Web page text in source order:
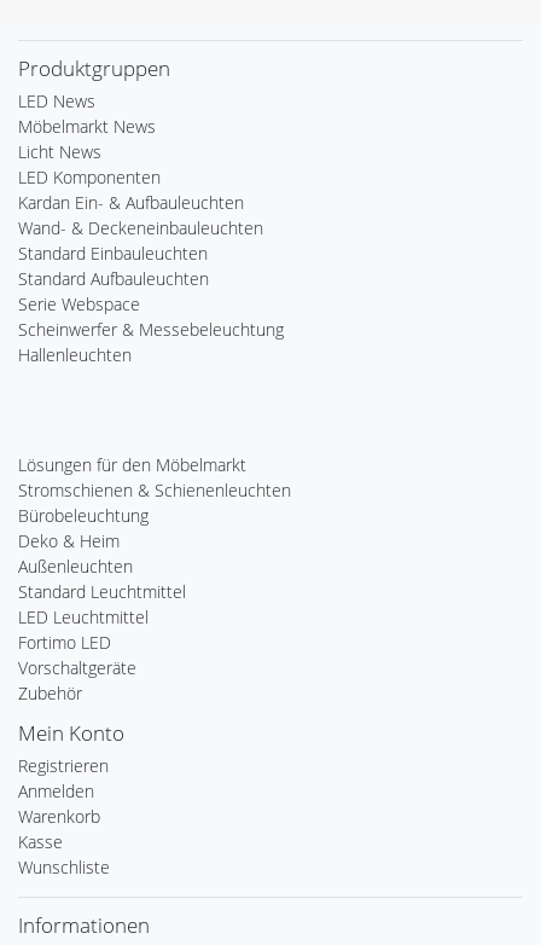
Produktgruppen
LED News
Möbelmarkt News
Licht News
LED Komponenten
Kardan Ein- & Aufbauleuchten
Wand- & Deckeneinbauleuchten
Standard Einbauleuchten
Standard Aufbauleuchten
Serie Webspace
Scheinwerfer & Messebeleuchtung
Hallenleuchten
Lösungen für den Möbelmarkt
Stromschienen & Schienenleuchten
Bürobeleuchtung
Deko & Heim
Außenleuchten
Standard Leuchtmittel
LED Leuchtmittel
Fortimo LED
Vorschaltgeräte
Zubehör
Mein Konto
Registrieren
Anmelden
Warenkorb
Kasse
Wunschliste
Informationen